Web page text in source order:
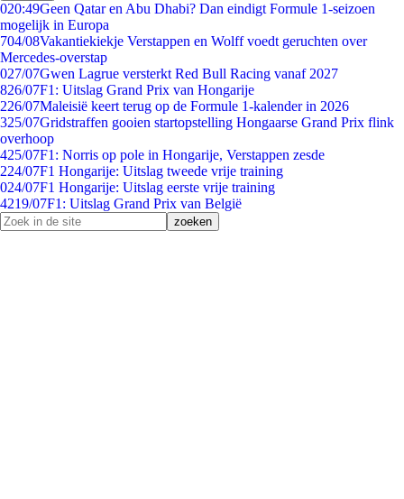
020:49Geen Qatar en Abu Dhabi? Dan eindigt Formule 1-seizoen
mogelijk in Europa
704/08Vakantiekiekje Verstappen en Wolff voedt geruchten over
Mercedes-overstap
027/07Gwen Lagrue versterkt Red Bull Racing vanaf 2027
826/07F1: Uitslag Grand Prix van Hongarije
226/07Maleisië keert terug op de Formule 1-kalender in 2026
325/07Gridstraffen gooien startopstelling Hongaarse Grand Prix flink
overhoop
425/07F1: Norris op pole in Hongarije, Verstappen zesde
224/07F1 Hongarije: Uitslag tweede vrije training
024/07F1 Hongarije: Uitslag eerste vrije training
4219/07F1: Uitslag Grand Prix van België